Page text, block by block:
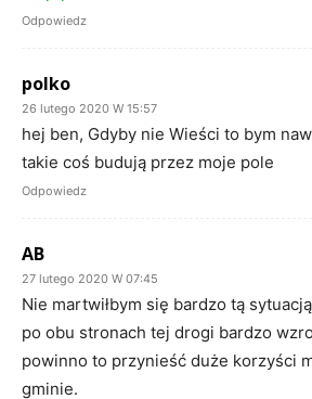
Odpowiedz
polko
26 lutego 2020 W 15:57
hej ben, Gdyby nie Wieści to bym
takie coś budują przez moje pole
Odpowiedz
AB
27 lutego 2020 W 07:45
Nie martwiłbym się bardzo tą
po obu stronach tej drogi bardzo
powinno to przynieść duże korzyści
gminie.